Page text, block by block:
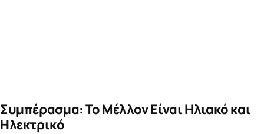
Συμπέρασμα: Το Μέλλον Είναι Ηλιακό και
Ηλεκτρικό